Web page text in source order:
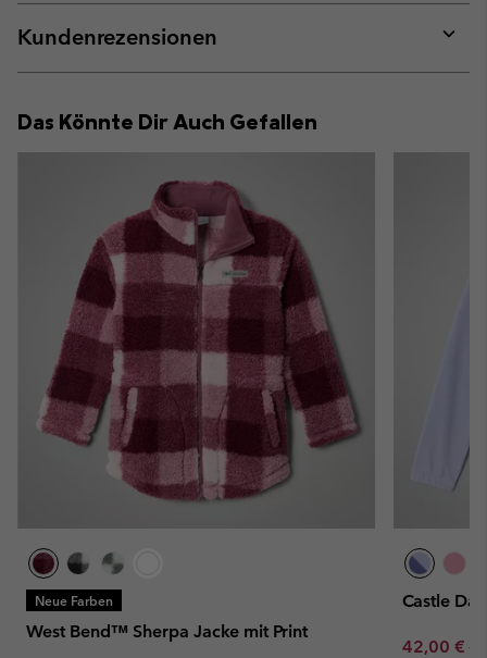
or
Kundenrezensionen
or
Das Könnte Dir Auch Gefallen
Neue Farben
West Bend™ Sherpa Jacke mit Print
Castle
Sale price:
42,00 €